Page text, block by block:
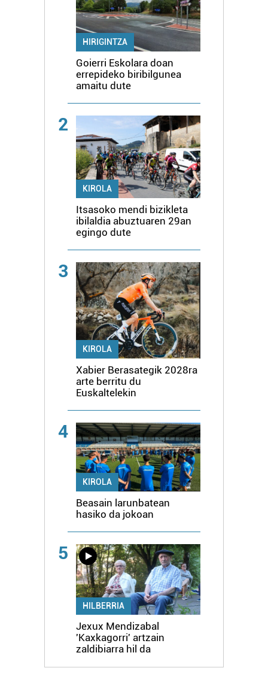
HIRIGINTZA
Goierri Eskolara doan
errepideko biribilgunea
amaitu dute
2
KIROLA
Itsasoko mendi bizikleta
ibilaldia abuztuaren 29an
egingo dute
3
KIROLA
Xabier Berasategik 2028ra
arte berritu du
Euskaltelekin
4
KIROLA
Beasain larunbatean
hasiko da jokoan
5
HILBERRIA
Jexux Mendizabal
'Kaxkagorri' artzain
zaldibiarra hil da